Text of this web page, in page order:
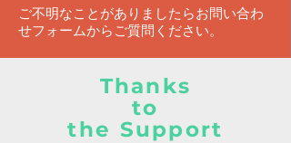
ご不明なことがありましたらお問い合わ
せフォームからご質問ください。
Thanks
to
the Support